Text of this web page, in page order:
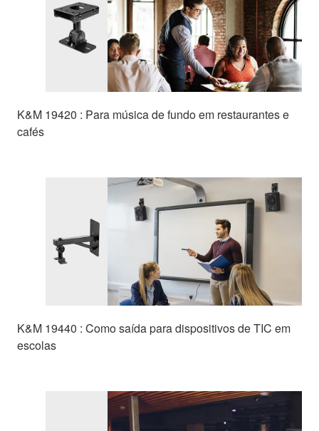
K&M 19420 : Para música de fundo em restaurantes e
cafés
K&M 19440 : Como saída para dispositivos de TIC em
escolas